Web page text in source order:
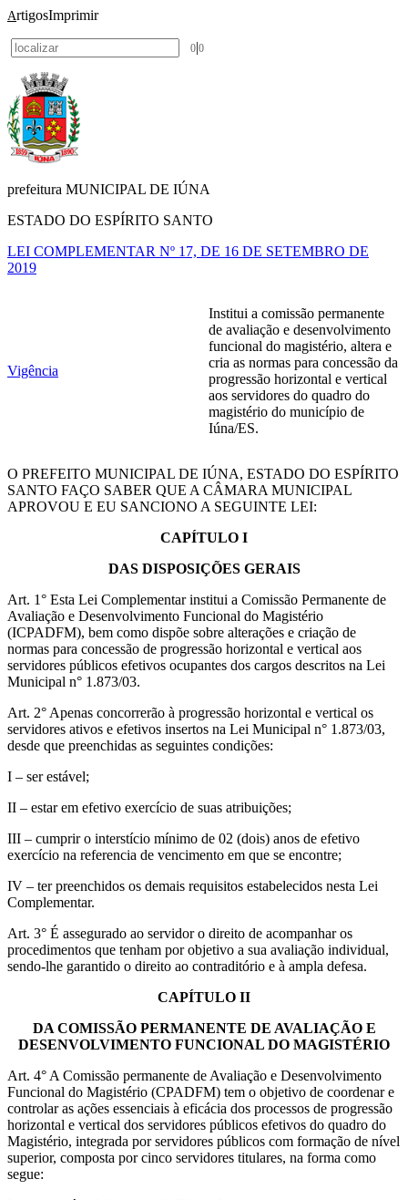
ArtigosImprimir
0|0
prefeitura MUNICIPAL DE IÚNA
ESTADO DO ESPÍRITO SANTO
LEI COMPLEMENTAR Nº 17, DE 16 DE SETEMBRO DE
2019
Vigência
Institui a comissão permanente
de avaliação e desenvolvimento
funcional do magistério, altera e
cria as normas para concessão da
progressão horizontal e vertical
aos servidores do quadro do
magistério do município de
Iúna/ES.
O PREFEITO MUNICIPAL DE IÚNA, ESTADO DO ESPÍRITO
SANTO FAÇO SABER QUE A CÂMARA MUNICIPAL
APROVOU E EU SANCIONO A SEGUINTE LEI:
CAPÍTULO I
DAS DISPOSIÇÕES GERAIS
Art. 1° Esta Lei Complementar institui a Comissão Permanente de
Avaliação e Desenvolvimento Funcional do Magistério
(ICPADFM), bem como dispõe sobre alterações e criação de
normas para concessão de progressão horizontal e vertical aos
servidores públicos efetivos ocupantes dos cargos descritos na Lei
Municipal n° 1.873/03.
Art. 2° Apenas concorrerão à progressão horizontal e vertical os
servidores ativos e efetivos insertos na Lei Municipal n° 1.873/03,
desde que preenchidas as seguintes condições:
I – ser estável;
II – estar em efetivo exercício de suas atribuições;
III – cumprir o interstício mínimo de 02 (dois) anos de efetivo
exercício na referencia de vencimento em que se encontre;
IV – ter preenchidos os demais requisitos estabelecidos nesta Lei
Complementar.
Art. 3° É assegurado ao servidor o direito de acompanhar os
procedimentos que tenham por objetivo a sua avaliação individual,
sendo-lhe garantido o direito ao contraditório e à ampla defesa.
CAPÍTULO II
DA COMISSÃO PERMANENTE DE AVALIAÇÃO E
DESENVOLVIMENTO FUNCIONAL DO MAGISTÉRIO
Art. 4° A Comissão permanente de Avaliação e Desenvolvimento
Funcional do Magistério (CPADFM) tem o objetivo de coordenar e
controlar as ações essenciais à eficácia dos processos de progressão
horizontal e vertical dos servidores públicos efetivos do quadro do
Magistério, integrada por servidores públicos com formação de nível
superior, composta por cinco servidores titulares, na forma como
segue: